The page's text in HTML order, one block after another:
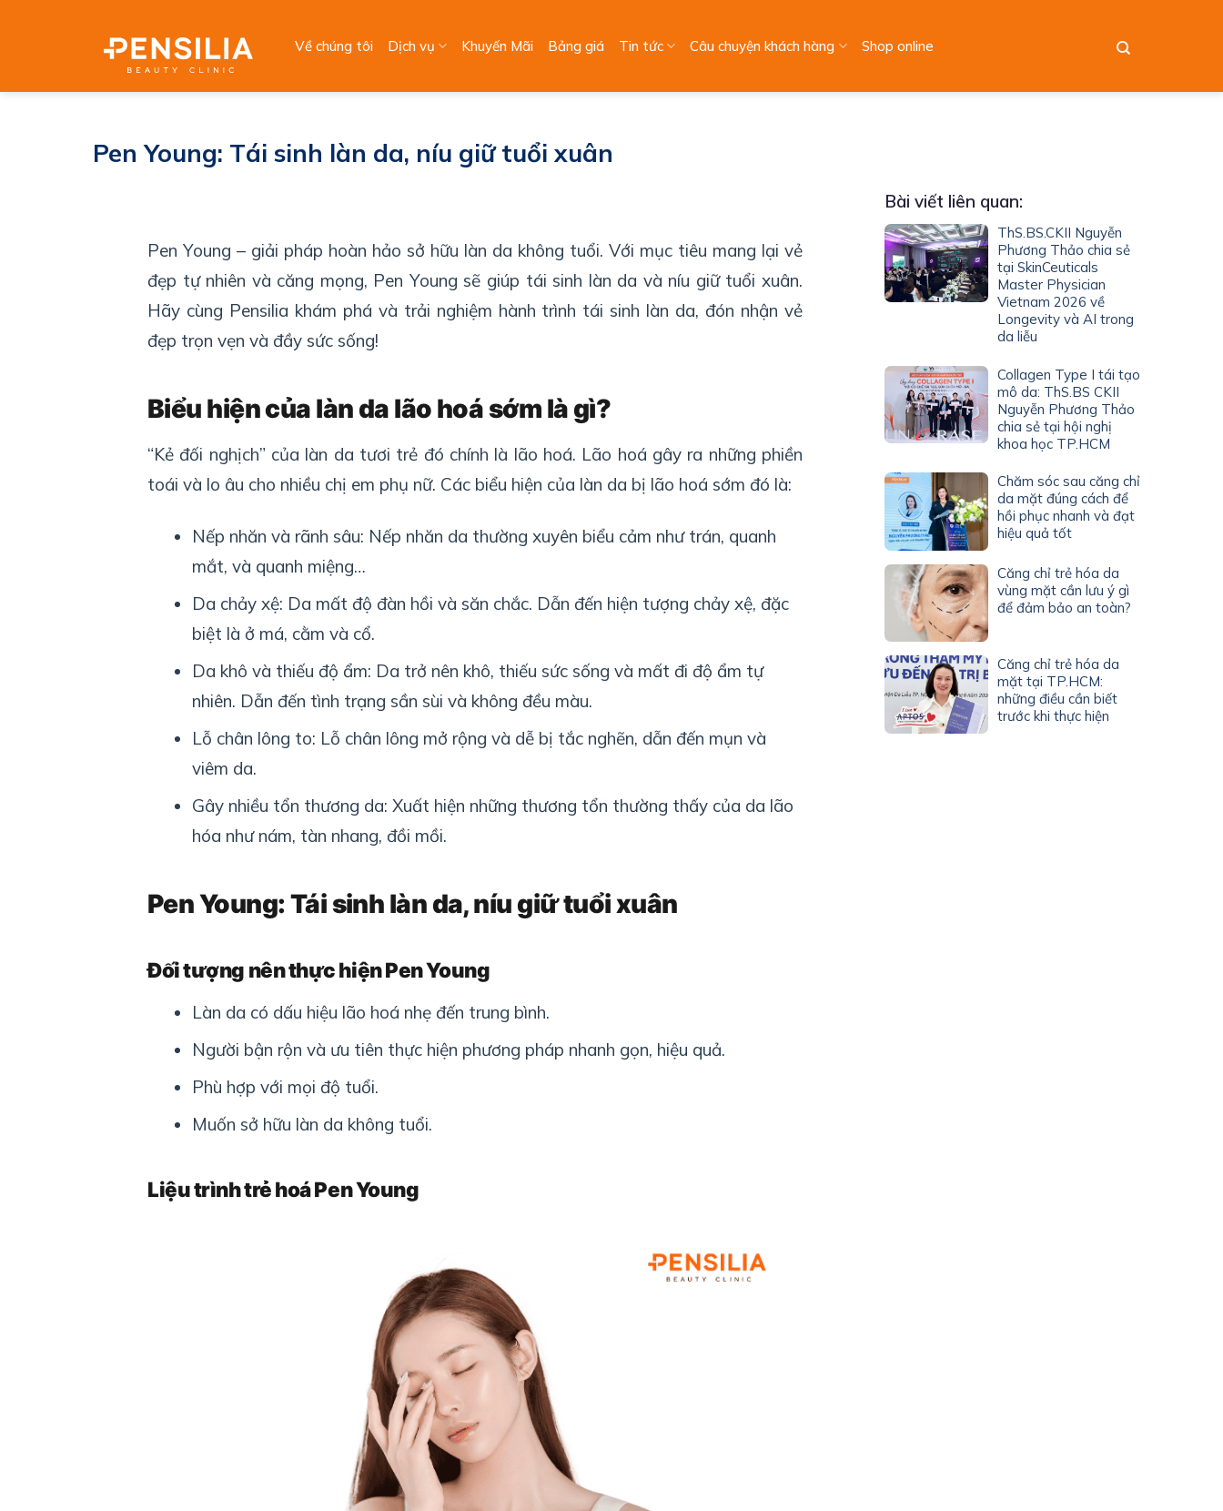
Về chúng tôi Dịch vụ Khuyến Mãi Bảng giá Tin tức Câu chuyện khách hàng Shop online
Pen Young: Tái sinh làn da, níu giữ tuổi xuân
Pen Young – giải pháp hoàn hảo sở hữu làn da không tuổi. Với mục tiêu mang lại vẻ
đẹp tự nhiên và căng mọng, Pen Young sẽ giúp tái sinh làn da và níu giữ tuổi xuân.
Hãy cùng Pensilia khám phá và trải nghiệm hành trình tái sinh làn da, đón nhận vẻ
đẹp trọn vẹn và đầy sức sống!
Biểu hiện của làn da lão hoá sớm là gì?
“Kẻ đối nghịch” của làn da tươi trẻ đó chính là lão hoá. Lão hoá gây ra những phiền
toái và lo âu cho nhiều chị em phụ nữ. Các biểu hiện của làn da bị lão hoá sớm đó là:
Nếp nhăn và rãnh sâu: Nếp nhăn da thường xuyên biểu cảm như trán, quanh
mắt, và quanh miệng…
Da chảy xệ: Da mất độ đàn hồi và săn chắc. Dẫn đến hiện tượng chảy xệ, đặc
biệt là ở má, cằm và cổ.
Da khô và thiếu độ ẩm: Da trở nên khô, thiếu sức sống và mất đi độ ẩm tự
nhiên. Dẫn đến tình trạng sần sùi và không đều màu.
Lỗ chân lông to: Lỗ chân lông mở rộng và dễ bị tắc nghẽn, dẫn đến mụn và
viêm da.
Gây nhiều tổn thương da: Xuất hiện những thương tổn thường thấy của da lão
hóa như nám, tàn nhang, đồi mồi.
Pen Young: Tái sinh làn da, níu giữ tuổi xuân
Đối tượng nên thực hiện Pen Young
Làn da có dấu hiệu lão hoá nhẹ đến trung bình.
Người bận rộn và ưu tiên thực hiện phương pháp nhanh gọn, hiệu quả.
Phù hợp với mọi độ tuổi.
Muốn sở hữu làn da không tuổi.
Liệu trình trẻ hoá Pen Young
Bài viết liên quan:
ThS.BS.CKII Nguyễn
Phương Thảo chia sẻ
tại SkinCeuticals
Master Physician
Vietnam 2026 về
Longevity và AI trong
da liễu
Collagen Type I tái tạo
mô da: ThS.BS CKII
Nguyễn Phương Thảo
chia sẻ tại hội nghị
khoa học TP.HCM
Chăm sóc sau căng chỉ
da mặt đúng cách để
hồi phục nhanh và đạt
hiệu quả tốt
Căng chỉ trẻ hóa da
vùng mặt cần lưu ý gì
để đảm bảo an toàn?
Căng chỉ trẻ hóa da
mặt tại TP.HCM:
những điều cần biết
trước khi thực hiện